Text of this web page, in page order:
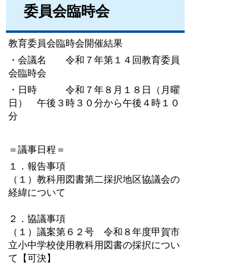
委員会臨時会
教育委員会臨時会開催結果
・会議名 令和７年第１４回教育委員
会臨時会
・日時 令和７年８月１８日（月曜
日） 午後３時３０分から午後４時１０
分
＝議事日程＝
１．報告事項
（１）教科用図書第二採択地区協議会の
経緯について
２．協議事項
（１）議案第６２号 令和８年度甲賀市
立小中学校使用教科用図書の採択につい
て【可決】